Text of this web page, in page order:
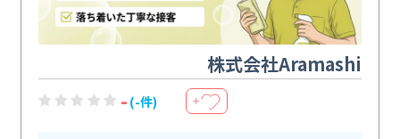
株式会社Aramashi
- (-件) ＋